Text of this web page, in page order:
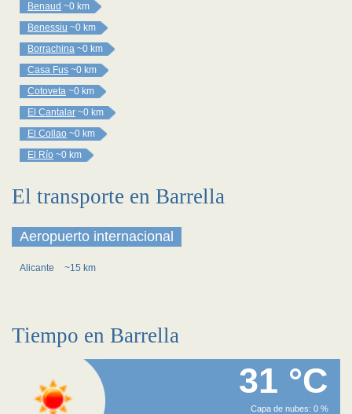
Benaud ~0 km
Benessiu ~0 km
Borrachina ~0 km
Casa Fus ~0 km
Cotoveta ~0 km
El Cantalar ~0 km
El Collao ~0 km
El Río ~0 km
El transporte en Barrella
Aeropuerto internacional
Alicante ~15 km
Tiempo en Barrella
31 °C
Capa de nubes: 0 %